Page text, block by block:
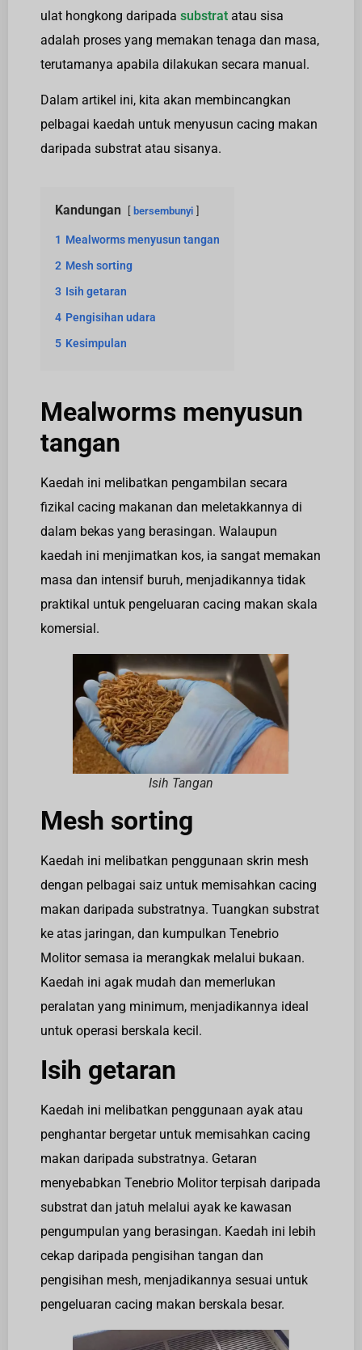
ulat hongkong daripada substrat atau sisa
adalah proses yang memakan tenaga dan masa,
terutamanya apabila dilakukan secara manual.
Dalam artikel ini, kita akan membincangkan
pelbagai kaedah untuk menyusun cacing makan
daripada substrat atau sisanya.
Kandungan bersembunyi
1 Mealworms menyusun tangan
2 Mesh sorting
3 Isih getaran
4 Pengisihan udara
5 Kesimpulan
Mealworms menyusun
tangan
Kaedah ini melibatkan pengambilan secara
fizikal cacing makanan dan meletakkannya di
dalam bekas yang berasingan. Walaupun
kaedah ini menjimatkan kos, ia sangat memakan
masa dan intensif buruh, menjadikannya tidak
praktikal untuk pengeluaran cacing makan skala
komersial.
Isih Tangan
Mesh sorting
Kaedah ini melibatkan penggunaan skrin mesh
dengan pelbagai saiz untuk memisahkan cacing
makan daripada substratnya. Tuangkan substrat
ke atas jaringan, dan kumpulkan Tenebrio
Molitor semasa ia merangkak melalui bukaan.
Kaedah ini agak mudah dan memerlukan
peralatan yang minimum, menjadikannya ideal
untuk operasi berskala kecil.
Isih getaran
Kaedah ini melibatkan penggunaan ayak atau
penghantar bergetar untuk memisahkan cacing
makan daripada substratnya. Getaran
menyebabkan Tenebrio Molitor terpisah daripada
substrat dan jatuh melalui ayak ke kawasan
pengumpulan yang berasingan. Kaedah ini lebih
cekap daripada pengisihan tangan dan
pengisihan mesh, menjadikannya sesuai untuk
pengeluaran cacing makan berskala besar.